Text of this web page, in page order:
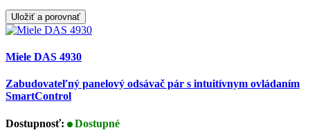
Uložiť a porovnať
Miele DAS 4930
Zabudovateľný panelový odsávač pár s intuitívnym ovládaním
SmartControl
Dostupnosť:
Dostupné